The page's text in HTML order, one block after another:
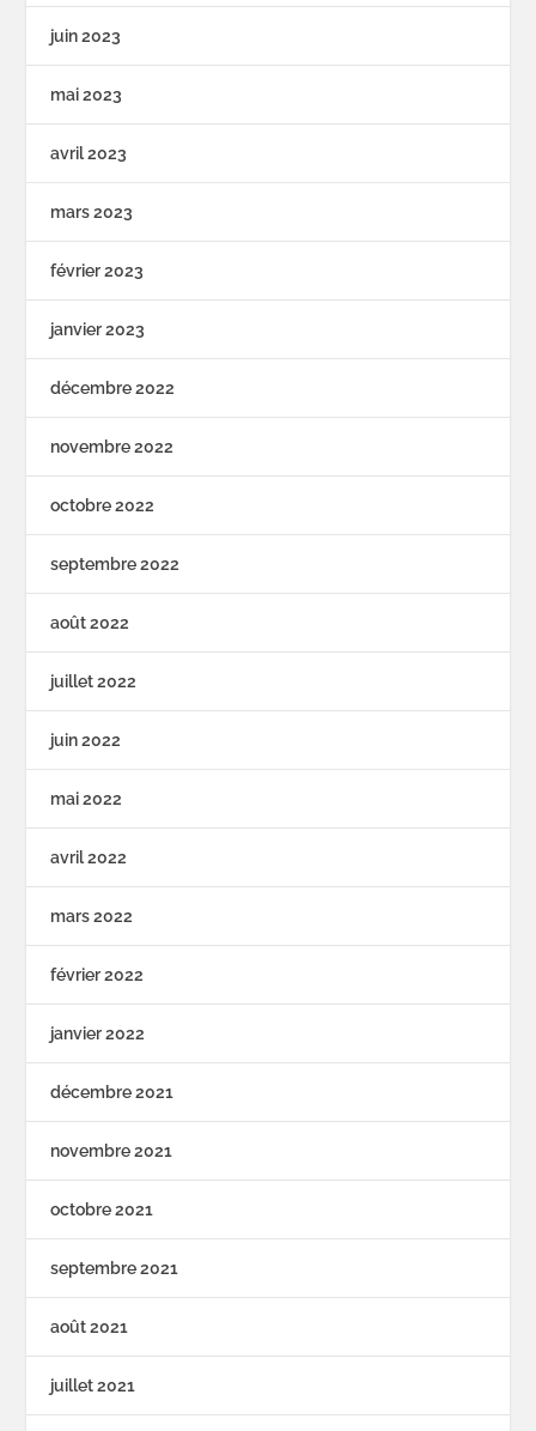
juin 2023
mai 2023
avril 2023
mars 2023
février 2023
janvier 2023
décembre 2022
novembre 2022
octobre 2022
septembre 2022
août 2022
juillet 2022
juin 2022
mai 2022
avril 2022
mars 2022
février 2022
janvier 2022
décembre 2021
novembre 2021
octobre 2021
septembre 2021
août 2021
juillet 2021